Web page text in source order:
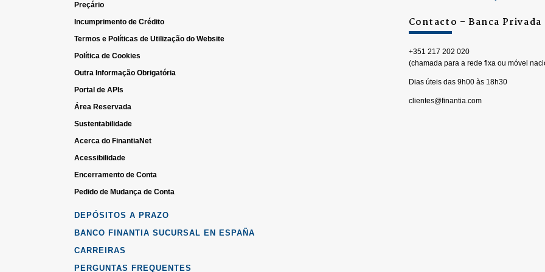
Preçário
Incumprimento de Crédito
Termos e Políticas de Utilização do Website
Política de Cookies
Outra Informação Obrigatória
Portal de APIs
Área Reservada
Sustentabilidade
Acerca do FinantiaNet
Acessibilidade
Encerramento de Conta
Pedido de Mudança de Conta
DEPÓSITOS A PRAZO
BANCO FINANTIA SUCURSAL EN ESPAÑA
CARREIRAS
PERGUNTAS FREQUENTES
Contacto – Banca Privada
+351 217 202 020
(chamada para a rede fixa ou móvel
Dias úteis das 9h00 às 18h30
clientes@finantia.com